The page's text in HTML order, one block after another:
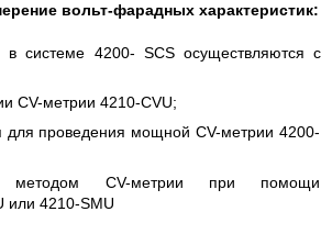
вольт-фарадных характеристик:
системе 4200- SCS осуществляются с
CV-метрии 4210-CVU;
для проведения мощной CV-метрии 4200-
методом CV-метрии при помощи
или 4210-SMU